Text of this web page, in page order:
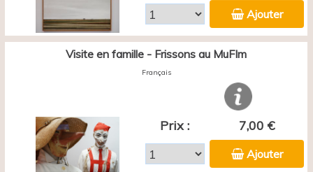
Ajouter
Visite en famille - Frissons au MuFIm
Français
Prix : 7,00 €
Ajouter